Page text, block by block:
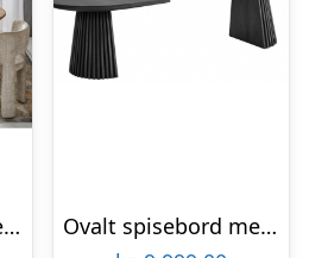
Ovalt spisebord med udtræk i MDF og egetræsfinér H77 x B160 – 200 x D100 cm – Eg
Ovalt spisebord med udtræk i MDF og egetræsfinér 120 x 200 – 250 – 300 cm – Gråsort